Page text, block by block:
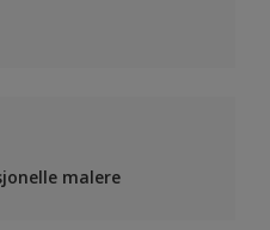
malere